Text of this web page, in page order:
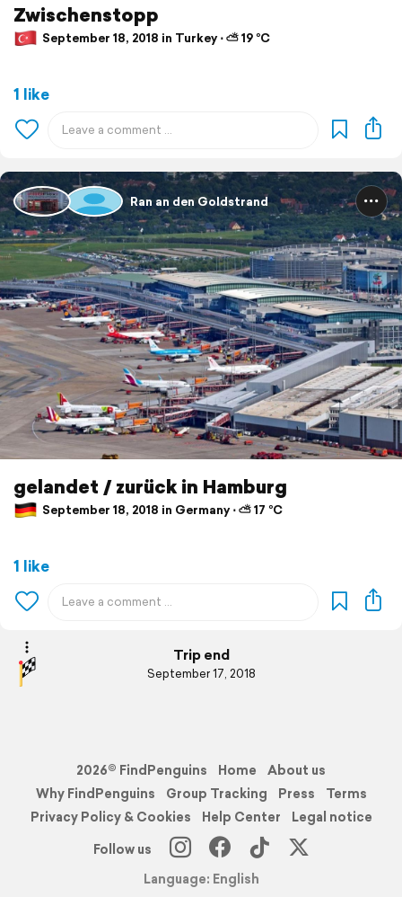
Zwischenstopp
September 18, 2018 in Turkey ⋅ ⛅ 19 °C
1 like
Ran an den Goldstrand
gelandet / zurück in Hamburg
September 18, 2018 in Germany ⋅ ⛅ 17 °C
1 like
Trip end
September 17, 2018
2026© FindPenguins Home
About us
Why FindPenguins
Group Tracking Press
Terms
Privacy Policy & Cookies
Help Center
Legal notice
Follow us
Language: English